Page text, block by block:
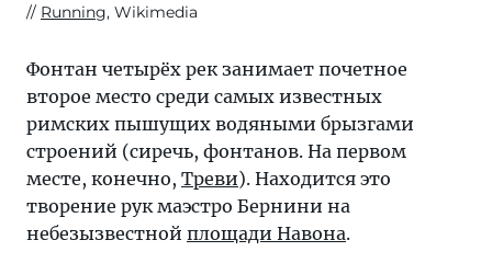
Running, Wikimedia
Фонтан четырёх рек занимает почетное
второе место среди самых известных
римских пышущих водяными брызгами
строений (сиречь, фонтанов. На первом
месте, конечно, Треви). Находится это
творение рук маэстро Бернини на
небезызвестной площади Навона.